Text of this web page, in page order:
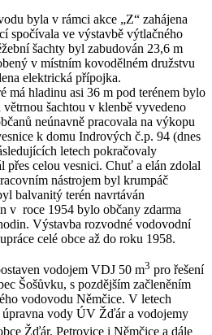
byla v rámci akce „Z“ zahájena
spočívala ve výstavbě výtlačného
šachty byl zabudován 23,6 m
v místním kovodělném družstvu
elektrická přípojka.
má hladinu asi 36 m pod terénem bylo
větrnou šachtou v klenbě vyvedeno
neúnavně pracovala na výkopu
k domu Indrových č.p. 94 (dnes
letech pokračovaly
přes celou vesnici. Chuť a elán zdolal
nástrojem byl krumpáč
balvanitý terén navrtáván
v roce 1954 bylo občany zdarma
Výstavba rozvodné vodovodní
celé obce až do roku 1958.
vodojem VDJ 50 m3 pro řešení
Šošůvku, s pozdějším začleněním
vodovodu Němčice. V letech
úpravna vody ÚV Žďár a vodojemy
Žďár, Petrovice i Němčice a dále